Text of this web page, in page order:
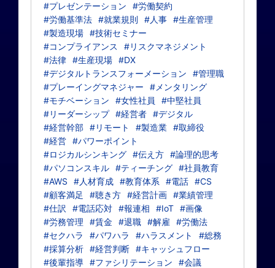
#プレゼンテーション
#労働契約
#労働基準法 #就業規則 #人事 #生産管理
#製造現場 #技術セミナー
#コンプライアンス
#リスクマネジメント
#法律 #生産現場 #DX
#デジタルトランスフォーメーション
#管理職
#プレーイングマネジャー
#メンタリング
#モチベーション
#女性社員
#中堅社員
#リーダーシップ #経営者 #デジタル
#経営幹部 #リモート #製造業 #取締役
#経営 #パワーポイント
#ロジカルシンキング #伝え方 #論理的思考
#パソコンスキル #ティーチング #社員教育
#AWS
#人材育成 #教育体系 #電話 #CS
#顧客満足
#聴き方 #経営計画 #業績管理
#仕訳
#電話応対 #報連相 #IoT #画像
#労務管理
#賃金 #退職 #解雇
#労働法
#セクハラ
#パワハラ #ハラスメント
#総務
#採算分析 #経営判断 #キャッシュフロー
#後輩指導 #ファシリテーション
#会議